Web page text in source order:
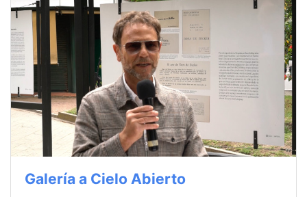
Galería a Cielo Abierto